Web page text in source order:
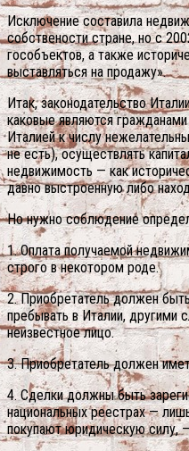
Исключение составила
собствености стране, но с
гособъектов, а также
выставляться на продажу».
Итак, законодательство
каковые являются
Италией к числу
не есть), осуществлять
недвижимость — как
давно выстроенную либо
Но нужно соблюдение
1. Оплата получаемой
строго в некотором роде.
2. Приобретатель должен
пребывать в Италии, другими
неизвестное лицо.
3. Приобретатель должен
4. Сделки должны быть
национальных реестрах —
покупают юридическую силу,